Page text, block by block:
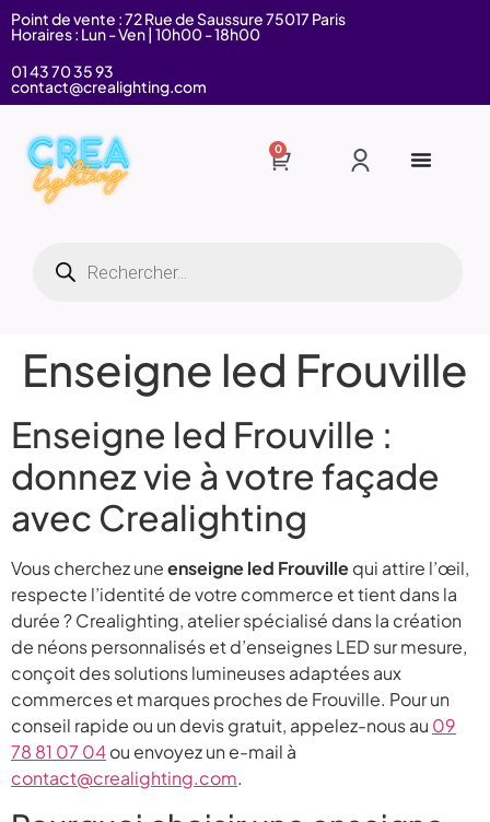
Point de vente : 72 Rue de Saussure 75017 Paris
Horaires : Lun - Ven | 10h00 - 18h00
01 43 70 35 93
contact@crealighting.com
0
Enseigne led Frouville
Enseigne led Frouville :
donnez vie à votre façade
avec Crealighting
Vous cherchez uneenseigne led Frouvillequi attire l’œil,
respecte l’identité de votre commerce et tient dans la
durée ? Crealighting, atelier spécialisé dans la création
de néons personnalisés et d’enseignes LED sur mesure,
conçoit des solutions lumineuses adaptées aux
commerces et marques proches de Frouville. Pour un
conseil rapide ou un devis gratuit, appelez-nous au 09
78 81 07 04ou envoyez un e-mail à
contact@crealighting.com.